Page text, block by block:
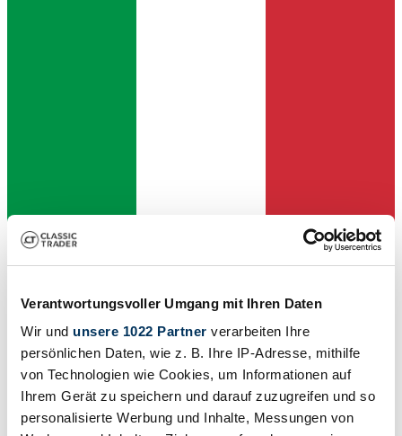
Verantwortungsvoller Umgang mit Ihren Daten
Wir und unsere 1022 Partner verarbeiten Ihre
persönlichen Daten, wie z. B. Ihre IP-Adresse, mithilfe
von Technologien wie Cookies, um Informationen auf
Ihrem Gerät zu speichern und darauf zuzugreifen und so
personalisierte Werbung und Inhalte, Messungen von